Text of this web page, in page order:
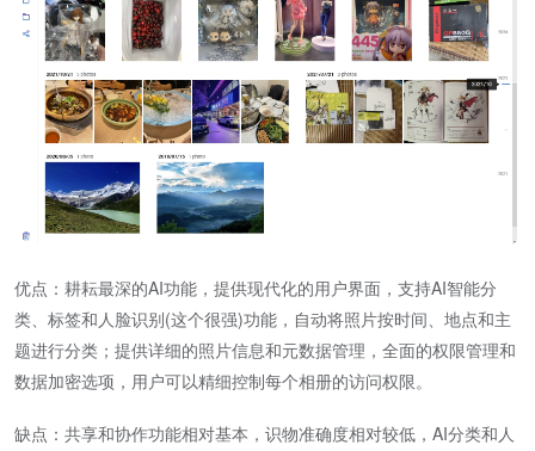
优点：耕耘最深的AI功能，提供现代化的用户界面，支持AI智能分
类、标签和人脸识别(这个很强)功能，自动将照片按时间、地点和主
题进行分类；提供详细的照片信息和元数据管理，全面的权限管理和
数据加密选项，用户可以精细控制每个相册的访问权限。
缺点：共享和协作功能相对基本，识物准确度相对较低，AI分类和人